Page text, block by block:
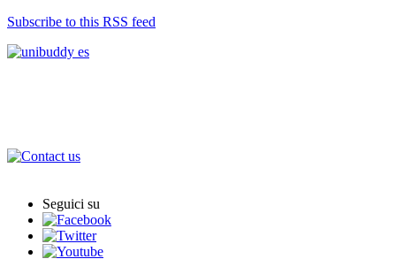
Subscribe to this RSS feed
Seguici su